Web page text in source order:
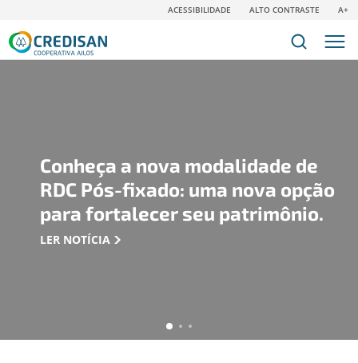
ACESSIBILIDADE ALTO CONTRASTE A+
Conheça a nova modalidade de
RDC Pós-fixado: uma nova opção
para fortalecer seu patrimônio.
LER NOTÍCIA